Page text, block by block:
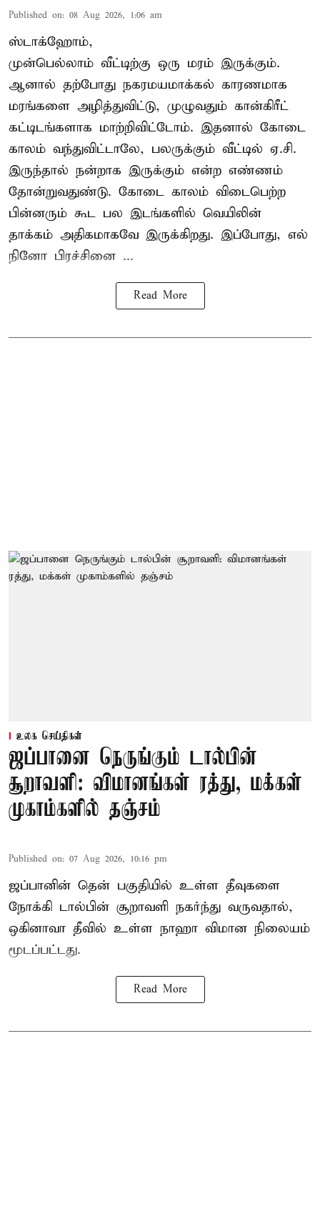
Published on: 08 Aug 2026, 1:06 am
ஸ்டாக்ஹோம்,
முன்பெல்லாம் வீட்டிற்கு ஒரு மரம் இருக்கும்.
ஆனால் தற்போது நகரமயமாக்கல் காரணமாக
மரங்களை அழித்துவிட்டு, முழுவதும் கான்கிரீட்
கட்டிடங்களாக மாற்றிவிட்டோம். இதனால் கோடை
காலம் வந்துவிட்டாலே, பலருக்கும் வீட்டில் ஏ.சி.
இருந்தால் நன்றாக இருக்கும் என்ற எண்ணம்
தோன்றுவதுண்டு. கோடை காலம் விடைபெற்ற
பின்னரும் கூட பல இடங்களில் வெயிலின்
தாக்கம் அதிகமாகவே இருக்கிறது. இப்போது, எல்
நினோ பிரச்சினை ...
Read More
உலக செய்திகள்
ஜப்பானை நெருங்கும் டால்பின்
சூறாவளி: விமானங்கள் ரத்து, மக்கள்
முகாம்களில் தஞ்சம்
Published on: 07 Aug 2026, 10:16 pm
ஜப்பானின் தென் பகுதியில் உள்ள தீவுகளை
நோக்கி டால்பின் சூறாவளி நகர்ந்து வருவதால்,
ஒகினாவா தீவில் உள்ள நாஹா விமான நிலையம்
மூடப்பட்டது.
Read More